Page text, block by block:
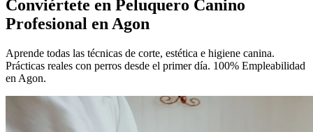
Conviértete en Peluquero Canino
Profesional en Agon
Aprende todas las técnicas de corte, estética e higiene canina.
Prácticas reales con perros desde el primer día. 100% Empleabilidad
en Agon.